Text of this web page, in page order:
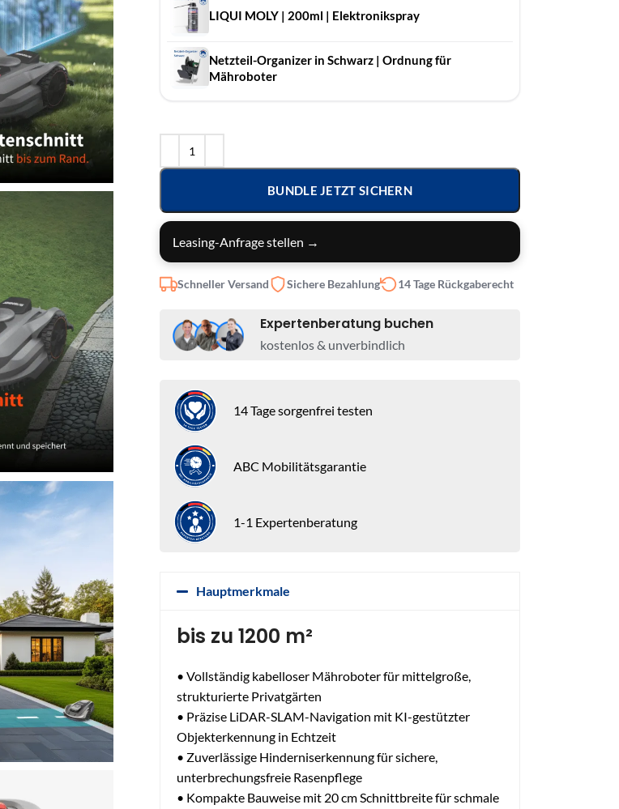
LIQUI MOLY | 200ml | Elek­tronik­spray
Netzteil-Organizer in Schwarz | Ordnung für
Mähroboter
BUNDLE JETZT SICHERN
Leasing-Anfrage stellen →
Schneller Versand Sichere Bezahlung 14 Tage Rückgaberecht
Expertenberatung buchen
kostenlos & unverbindlich
14 Tage sorgenfrei testen
ABC Mobilitätsgarantie
1-1 Expertenberatung
Hauptmerkmale
bis zu 1200 m²
• Vollständig kabelloser Mähroboter für mittelgroße,
strukturierte Privatgärten
• Präzise LiDAR-SLAM-Navigation mit KI-gestützter
Objekterkennung in Echtzeit
• Zuverlässige Hinderniserkennung für sichere,
unterbrechungsfreie Rasenpflege
• Kompakte Bauweise mit 20 cm Schnittbreite für schmale